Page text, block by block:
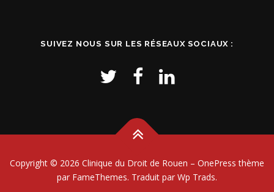
SUIVEZ NOUS SUR LES RÉSEAUX SOCIAUX :
Copyright © 2026 Clinique du Droit de Rouen – OnePress thème
par FameThemes. Traduit par Wp Trads.